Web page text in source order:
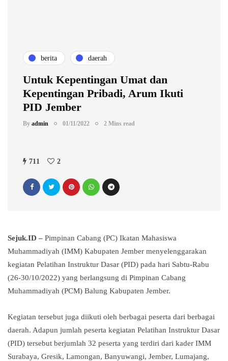
berita daerah
Untuk Kepentingan Umat dan
Kepentingan Pribadi, Arum Ikuti
PID Jember
By admin 01/11/2022 2 Mins read
711 2
Sejuk.ID – Pimpinan Cabang (PC) Ikatan Mahasiswa
Muhammadiyah (IMM) Kabupaten Jember menyelenggarakan
kegiatan Pelatihan Instruktur Dasar (PID) pada hari Sabtu-Rabu
(26-30/10/2022) yang berlangsung di Pimpinan Cabang
Muhammadiyah (PCM) Balung Kabupaten Jember.
Kegiatan tersebut juga diikuti oleh berbagai peserta dari berbagai
daerah. Adapun jumlah peserta kegiatan Pelatihan Instruktur Dasar
(PID) tersebut berjumlah 32 peserta yang terdiri dari kader IMM
Surabaya, Gresik, Lamongan, Banyuwangi, Jember, Lumajang,